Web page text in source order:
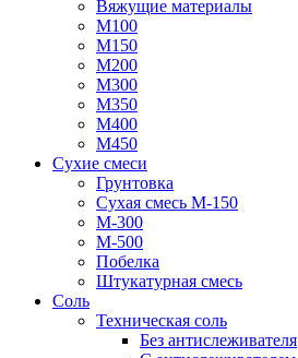
Вяжущие материалы
М100
М150
М200
М300
М350
М400
М450
Сухие смеси
Грунтовка
Сухая смесь М-150
М-300
М-500
Побелка
Штукатурная смесь
Соль
Техническая соль
Без антислеживателя